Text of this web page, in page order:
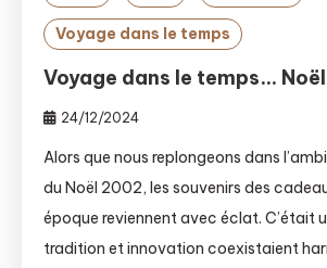
Voyage dans le temps
Voyage dans le temps…
24/12/2024
Alors que nous replongeons dans
du Noël 2002, les souvenirs des
époque reviennent avec éclat. C’était
tradition et innovation coexistaient